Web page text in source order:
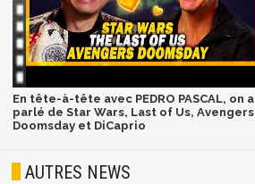
En tête-à-tête avec PEDRO PASCAL, on a
parlé de Star Wars, Last of Us, Avengers
Doomsday et DiCaprio
AUTRES NEWS